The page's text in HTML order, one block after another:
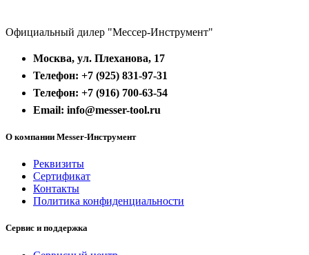
Официальный дилер "Мессер-Инструмент"
Москва, ул. Плеханова, 17
Телефон: +7 (925) 831-97-31
Телефон: +7 (916) 700-63-54
Email: info@messer-tool.ru
О компании Messer-Инструмент
Реквизиты
Сертификат
Контакты
Политика конфиденциальности
Сервис и поддержка